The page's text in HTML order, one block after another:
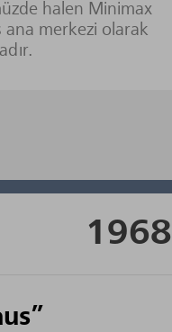
halen Minimax
ana merkezi olarak
1968